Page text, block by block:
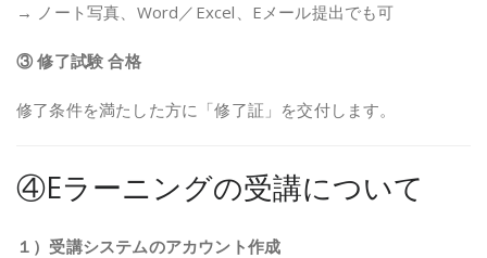
→ ノート写真、Word／Excel、Eメール提出でも可
③ 修了試験 合格
修了条件を満たした方に「修了証」を交付します。
④Eラーニングの受講について
１）受講システムのアカウント作成